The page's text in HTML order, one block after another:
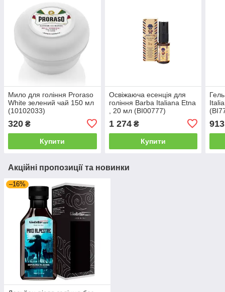
Мило для гоління Proraso
White зелений чай 150 мл
(10102033)
320 ₴
Купити
Освіжаюча есенція для
гоління Barba Italiana Etna
, 20 мл (BI00777)
1 274₴
Купити
913
Акційні пропозиції та новинки
–16%